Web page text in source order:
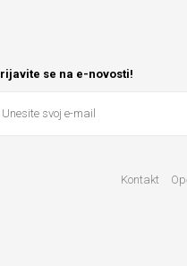
se na e-novosti!
Kontakt